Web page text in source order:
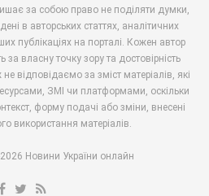
за собою право не поділяти думки,
в авторських статтях, аналітичних
публікаціях на порталі. Кожен автор
за власну точку зору та достовірність
відповідаємо за зміст матеріалів, які
ЗМІ чи платформами, оскільки
форму подачі або зміни, внесені
використання матеріалів.
Новини України онлайн